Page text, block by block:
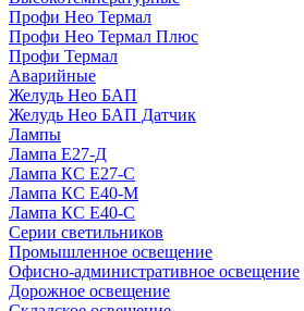
Профи Нео Термал
Профи Нео Термал Плюс
Профи Термал
Аварийные
Желудь Нео БАП
Желудь Нео БАП Датчик
Лампы
Лампа Е27-Д
Лампа КС Е27-С
Лампа КС Е40-М
Лампа КС Е40-С
Серии светильников
Промышленное освещение
Офисно-административное освещение
Дорожное освещение